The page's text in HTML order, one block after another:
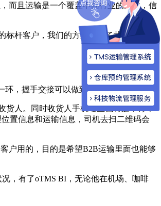
而且运输是一个覆盖不同行业的产业，信
标杆客户，我们的方案兼顾了共性和个
环，握手交接可以做到全程无纸化。
货人。同时收货人手机端上也有这个订单
置信息和运输信息，司机去扫二维码会
户用的，目的是希望B2B运输里面也能够
，有了oTMS BI，无论他在机场、咖啡